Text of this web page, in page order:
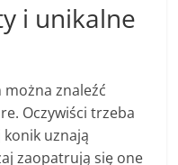
i unikalne
znaleźć
Oczywiści trzeba
uznają
zaopatrują się one